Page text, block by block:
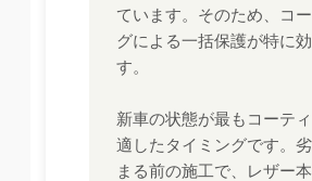
ています。そのため、コ
グによる一括保護が特に
す。
新車の状態が最もコーテ
適したタイミングです。
まる前の施工で、レザー